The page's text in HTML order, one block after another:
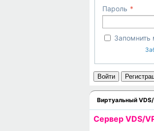
Пароль
Запомнить
Войти
Виртуальный
Cервер VDS/